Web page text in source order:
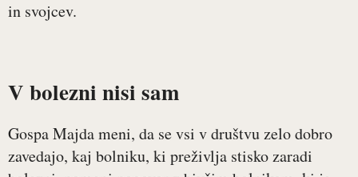
in svojcev.
V bolezni nisi sam
Gospa Majda meni, da se vsi v društvu zelo dobro
zavedajo, kaj bolniku, ki preživlja stisko zaradi